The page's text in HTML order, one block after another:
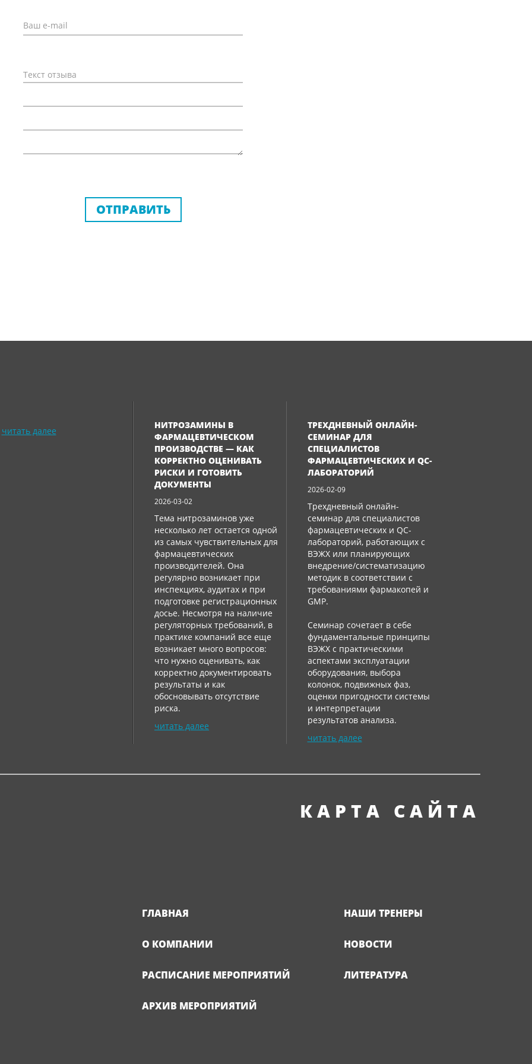
ОТПРАВИТЬ
читать далее
НИТРОЗАМИНЫ В
ФАРМАЦЕВТИЧЕСКОМ
ПРОИЗВОДСТВЕ — КАК
КОРРЕКТНО ОЦЕНИВАТЬ
РИСКИ И ГОТОВИТЬ
ДОКУМЕНТЫ
2026-03-02
Тема нитрозаминов уже
несколько лет остается одной
из самых чувствительных для
фармацевтических
производителей. Она
регулярно возникает при
инспекциях, аудитах и ​​при
подготовке регистрационных
досье. Несмотря на наличие
регуляторных требований, в
практике компаний все еще
возникает много вопросов:
что нужно оценивать, как
корректно документировать
результаты и как
обосновывать отсутствие
риска.
читать далее
ТРЕХДНЕВНЫЙ ОНЛАЙН-
СЕМИНАР ДЛЯ
СПЕЦИАЛИСТОВ
ФАРМАЦЕВТИЧЕСКИХ И QC-
ЛАБОРАТОРИЙ
2026-02-09
Трехдневный онлайн-
семинар для специалистов
фармацевтических и QC-
лабораторий, работающих с
ВЭЖХ или планирующих
внедрение/систематизацию
методик в соответствии с
требованиями фармакопей и
GMP.
Семинар сочетает в себе
фундаментальные принципы
ВЭЖХ с практическими
аспектами эксплуатации
оборудования, выбора
колонок, подвижных фаз,
оценки пригодности системы
и интерпретации
результатов анализа.
читать далее
КАРТА САЙТА
ГЛАВНАЯ
О КОМПАНИИ
РАСПИСАНИЕ МЕРОПРИЯТИЙ
АРХИВ МЕРОПРИЯТИЙ
НАШИ ТРЕНЕРЫ
НОВОСТИ
ЛИТЕРАТУРА